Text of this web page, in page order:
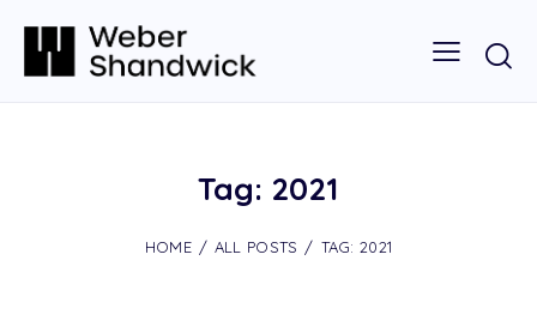
Tag: 2021
HOME ALL POSTS TAG: 2021